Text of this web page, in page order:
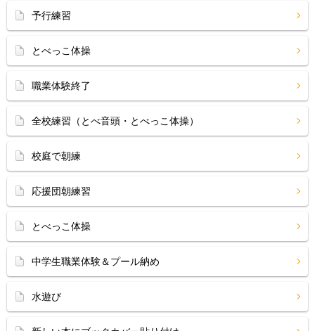
予行練習
とべっこ体操
職業体験終了
全校練習（とべ音頭・とべっこ体操）
校庭で朝練
応援団朝練習
とべっこ体操
中学生職業体験＆プール納め
水遊び